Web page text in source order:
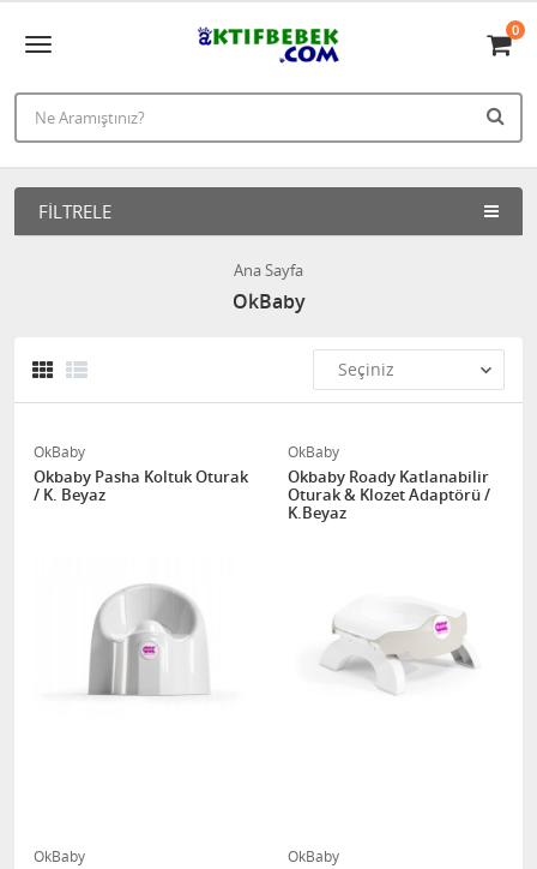
0
FILTRELE
Ana Sayfa
OkBaby
OkBaby
Okbaby Pasha Koltuk Oturak
/ K. Beyaz
OkBaby
Okbaby Roady Katlanabilir
Oturak & Klozet Adaptörü /
K.Beyaz
OkBaby OkBaby